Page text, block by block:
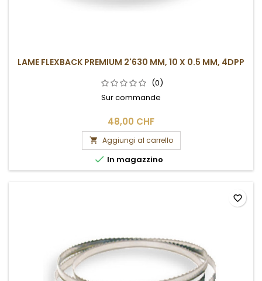
LAME FLEXBACK PREMIUM 2'630 MM, 10 X 0.5 MM, 4DPP
(0)
Sur commande
48,00 CHF
 Aggiungi al carrello
 In magazzino
favorite_border